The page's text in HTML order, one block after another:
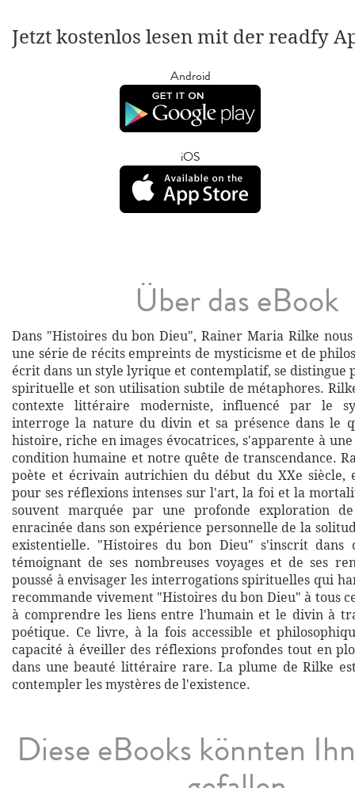
Jetzt kostenlos lesen mit der readfy
Android
iOS
Über das eBook
Dans "Histoires du bon Dieu", Rainer Maria Rilke
une série de récits empreints de mysticisme et de
écrit dans un style lyrique et contemplatif, se distingue
spirituelle et son utilisation subtile de métaphores.
contexte littéraire moderniste, influencé par le
interroge la nature du divin et sa présence dans le
histoire, riche en images évocatrices, s'apparente à
condition humaine et notre quête de transcendance.
poète et écrivain autrichien du début du XXe siècle,
pour ses réflexions intenses sur l'art, la foi et la
souvent marquée par une profonde exploration
enracinée dans son expérience personnelle de la
existentielle. "Histoires du bon Dieu" s'inscrit dans
témoignant de ses nombreuses voyages et de ses
poussé à envisager les interrogations spirituelles qui
recommande vivement "Histoires du bon Dieu" à tous
à comprendre les liens entre l'humain et le divin à
poétique. Ce livre, à la fois accessible et
capacité à éveiller des réflexions profondes tout en
dans une beauté littéraire rare. La plume de Rilke
contempler les mystères de l'existence.
Diese eBooks könnten